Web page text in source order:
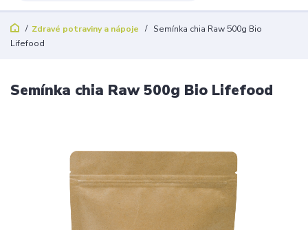
Zdravé potraviny a nápoje
Semínka chia Raw 500g Bio
Lifefood
Semínka chia Raw 500g Bio Lifefood